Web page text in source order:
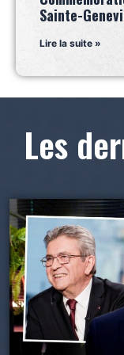
Sainte-
Lire la suite »
Les